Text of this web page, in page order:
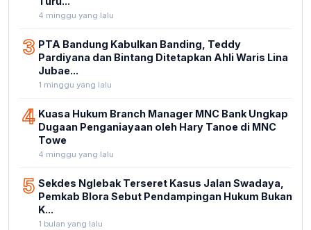
4 minggu yang lalu
3 PTA Bandung Kabulkan Banding, Teddy
Pardiyana dan Bintang Ditetapkan Ahli Waris Lina
Jubae...
1 minggu yang lalu
4 Kuasa Hukum Branch Manager MNC Bank Ungkap
Dugaan Penganiayaan oleh Hary Tanoe di MNC
Towe
4 minggu yang lalu
5 Sekdes Nglebak Terseret Kasus Jalan Swadaya,
Pemkab Blora Sebut Pendampingan Hukum Bukan
K...
1 bulan yang lalu